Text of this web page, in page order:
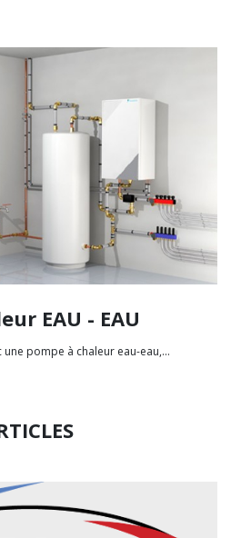
EAU - EAU
pompe à chaleur eau-eau,...